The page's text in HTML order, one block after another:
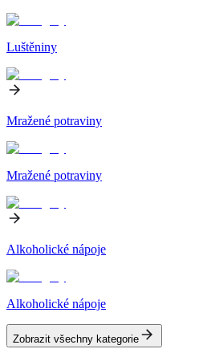
Luštěniny
Mražené potraviny
Mražené potraviny
Alkoholické nápoje
Alkoholické nápoje
Zobrazit všechny kategorie